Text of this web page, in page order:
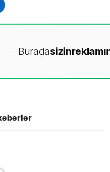
Buradasizin